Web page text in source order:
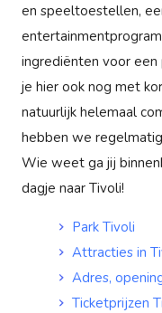
en speeltoestellen,
ingrediënten voor
je hier ook nog met
natuurlijk helemaal
hebben we
Wie weet ga jij
dagje naar Tivoli!
Park Tivoli
Attracties in
Adres,
Ticketprijzen